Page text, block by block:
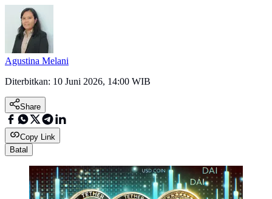
Agustina Melani
Diterbitkan: 10 Juni 2026, 14:00 WIB
Share
Copy Link
Batal